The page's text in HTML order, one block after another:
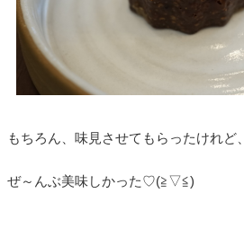
もちろん、味見させてもらったけれど、
ぜ～んぶ美味しかった♡(≧▽≦)